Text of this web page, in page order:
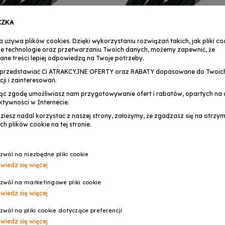
przewód kabel DMX
do świateł
22,99 zł
DO KOSZYKA
CABLE4ME przewód kabel
3pin 20m do świateł
99,99 zł
DODAJ DO KOSZYKA
używa plików cookies. Dzięki wykorzystaniu rozwiązań takich, jak pliki
technologie oraz przetwarzaniu Twoich danych, możemy zapewnić, że
treści lepiej odpowiedzą na Twoje potrzeby.
Ci ATRAKCYJNE OFERTY oraz RABATY dopasowane do
i zainteresowań.
zgodę umożliwiasz nam przygotowywanie ofert i rabatów, opartych na
w Internecie.
nadal korzystać z naszej strony, założymy, że zgadzasz się na
plików cookie na tej stronie.
na niezbędne pliki cookie
się więcej
na marketingowe pliki cookie
się więcej
na pliki cookie dotyczące preferencji
się więcej